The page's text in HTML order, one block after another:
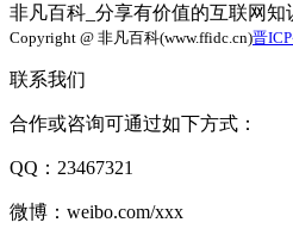
非凡百科_分享有价值的互联网知
Copyright @ 非凡百科(www.ffidc.cn)晋
联系我们
合作或咨询可通过如下方式：
QQ：23467321
微博：weibo.com/xxx